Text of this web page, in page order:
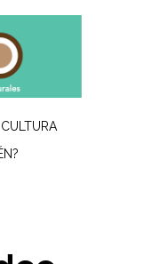
CULTURA